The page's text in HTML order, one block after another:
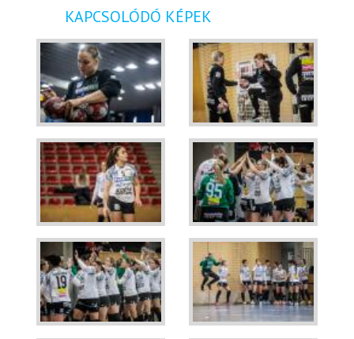
KAPCSOLÓDÓ KÉPEK